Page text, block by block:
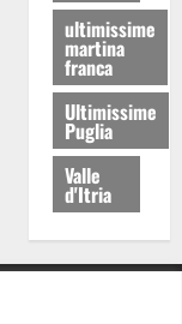
ultimissime
martina
franca
Ultimissime
Puglia
Valle
d'Itria